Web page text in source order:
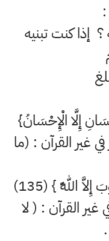
؟ إذا كنت تبنيه
إِلَّا الْإِحْسَانُ}
غير القرآن : (ما
وقوله تعالى : {..... يَغْفِرُ الذُّنُوبَ إِلاَّ اللّهُ } (135)
القرآن : ( لا